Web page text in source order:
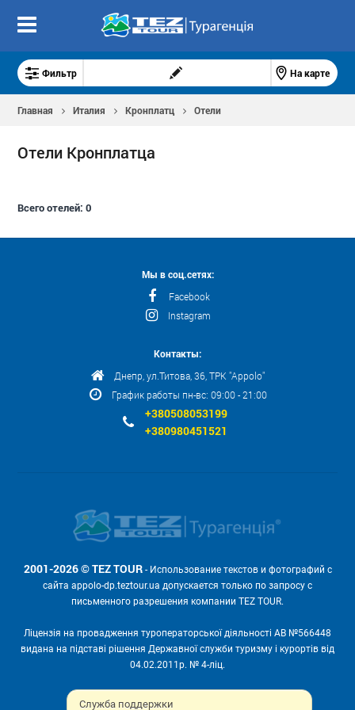
Фильтр На карте
Главная Италия Кронплатц Отели
Отели Кронплатцa
Всего отелей:0
Служба поддержки
Мы в соц.сетях:
Facebook
Instagram
Контакты:
Днепр, ул.Титова, 36, ТРК "Appolo"
График работы пн-вс: 09:00 - 21:00
+380508053199
+380980451521
2001-2026 © TEZ TOUR- Использование текстов и фотографий с
сайта appolo-dp.teztour.ua допускается только по запросу с
письменного разрешения компании TEZ TOUR.
Ліцензія на провадження туроператорської діяльності АВ №566448
видана на підставі рішення Державної служби туризму і курортів від
04.02.2011р. № 4-ліц.
Мы принимаем: